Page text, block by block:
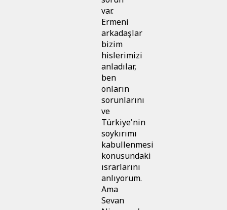
var.
Ermeni
arkadaşlar
bizim
hislerimizi
anladılar,
ben
onların
sorunlarını
ve
Türkiye'nin
soykırımı
kabullenmesi
konusundaki
ısrarlarını
anlıyorum.
Ama
Sevan